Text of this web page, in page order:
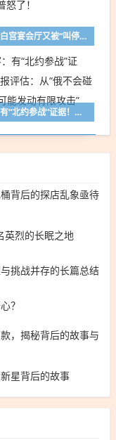
施工中的白宫宴会厅又被“叫停” 特朗普怒了！
俄黑客：有“北约参战”证据！美情报评估：从“俄不会碰北约”到“可能发动有限攻击”
背后的探店乱象亟待
英烈的长眠之地
挑战并存的长篇总结
？
，揭秘背后的故事与
星背后的故事